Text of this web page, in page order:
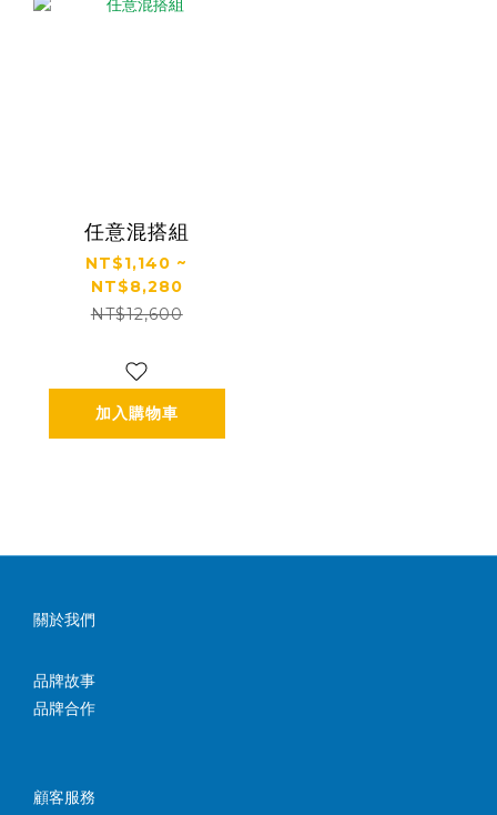
任意混搭組
NT$1,140 ~
NT$8,280
NT$12,600
加入購物車
關於我們
品牌故事
品牌合作
顧客服務